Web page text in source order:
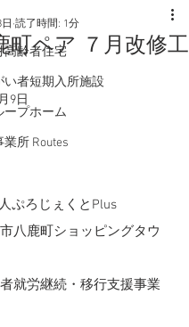
高齢者住宅
者短期入所施設
ープホーム
所 Routes
町ペア ７月改修工
読了時間: 1分
9日
ぷろじぇくとPlus
八鹿町ショッピングタウ
就労継続・移行支援事業